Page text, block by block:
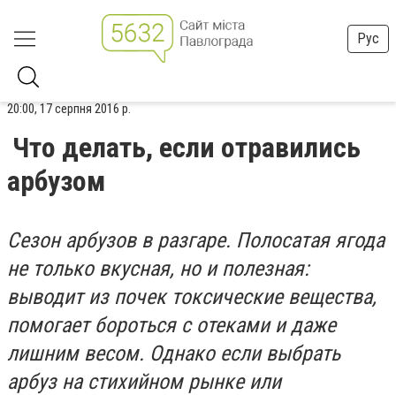
Рус
20:00, 17 серпня 2016 р.
Что делать, если отравились
арбузом
Сезон арбузов в разгаре. Полосатая ягода
не только вкусная, но и полезная:
выводит из почек токсические вещества,
помогает бороться с отеками и даже
лишним весом. Однако если выбрать
арбуз на стихийном рынке или